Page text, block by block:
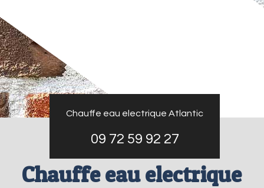
Chauffe eau electrique Atlantic
09 72 59 92 27
Chauffe eau electrique